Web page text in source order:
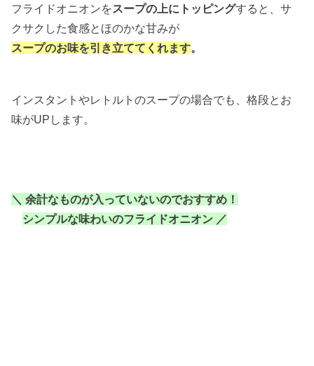
フライドオニオンをスープの上にトッピングすると、サ
クサクした食感とほのかな甘みが
スープのお味を引き立ててくれます。
インスタントやレトルトのスープの場合でも、格段とお
味がUPします。
＼ 余計なものが入っていないのでおすすめ！
シンプルな味わいのフライドオニオン ／